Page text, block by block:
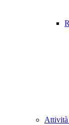
Attività